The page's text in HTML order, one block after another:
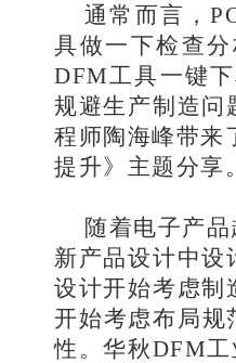
通常而言，
具做一下检查
DFM工具一键
规避生产制造问
程师陶海峰带来
提升》主题分享。
随着电子产
新产品设计中设
设计开始考虑制
开始考虑布局规
性。华秋DFM